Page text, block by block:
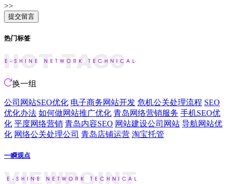
>>
热门标签
换一组
公司网站SEO优化 电子商务网站开发 危机公关处理流程 SEO
优化办法 如何做网站推广优化 青岛网络营销服务 手机SEO优
化 平度网络营销 青岛内容SEO 网站建设公司网站 导航网站优
化 网络公关处理公司 青岛店铺运营 淘宝托管
一瞬观点